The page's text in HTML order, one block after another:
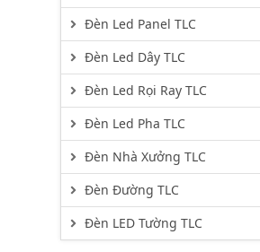
Đèn Led Panel TLC
Đèn Led Dây TLC
Đèn Led Rọi Ray TLC
Đèn Led Pha TLC
Đèn Nhà Xưởng TLC
Đèn Đường TLC
Đèn LED Tường TLC